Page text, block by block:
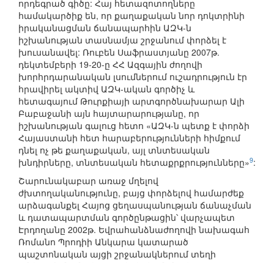
որդեգրած գիծը: Հայ հետազոտողները
համակարծիք են, որ քաղաքական նոր դոկտրինի
իրականացման ճանապարհին ԱԶԿ-ն
իշխանության տասնամյա շրջանում փորձել է
խուսանավել: Ռուբեն Սաֆրաստյանը 2007թ.
դեկտեմբերի 19-20-ը ՀՀ Ազգային ժողովի
խորհրդարանական լսումներում ուշադրություն էր
հրավիրել ակտիվ ԱԶԿ-ական գործիչ և
հետագայում Թուրքիայի արտգործնախարար Ալի
Բաբաջանի այն հայտարարությանը, որ
իշխանության գալուց հետո «ԱԶԿ-ն պետք է փորձի
Հայաստանի հետ հարաբերությունների հիմքում
դնել ոչ թե քաղաքական, այլ տնտեսական
խնդիրները, տնտեսական հետաքրքրությունները»9:
Շարունակաբար առաջ մղելով
ժխտողականությունը, բայց փորձելով համարժեք
արձագանքել Հայոց ցեղասպանության ճանաչման
և դատապարտման գործընթացին՝ վարչապետ
Էրդողանը 2002թ. Եվրահանձնաժողովի նախագահ
Ռոմանո Պրոդիի Անկարա կատարած
պաշտոնական այցի շրջանակներում տեղի